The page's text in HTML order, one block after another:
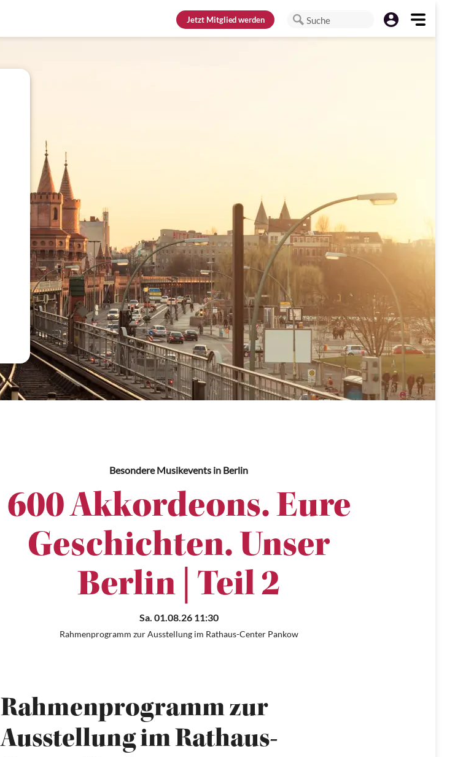
JetztMitglied werden Suche
Besondere Musikevents in Berlin
600 Akkordeons. Eure
Geschichten. Unser
Berlin | Teil 2
Sa. 01.08.26 11:30
Rahmenprogramm zur Ausstellung im Rathaus-Center Pankow
Rahmenprogramm zur
Ausstellung im Rathaus-